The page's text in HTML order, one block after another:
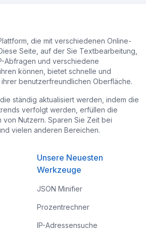
die mit verschiedenen Online-
Seite, auf der Sie Textbearbeitung,
Abfragen und verschiedene
können, bietet schnelle und
benutzerfreundlichen Oberfläche.
ständig aktualisiert werden, indem die
verfolgt werden, erfüllen die
von Nutzern. Sparen Sie Zeit bei
vielen anderen Bereichen.
Unsere Neuesten
Werkzeuge
JSON Minifier
Prozentrechner
IP-Adressensuche